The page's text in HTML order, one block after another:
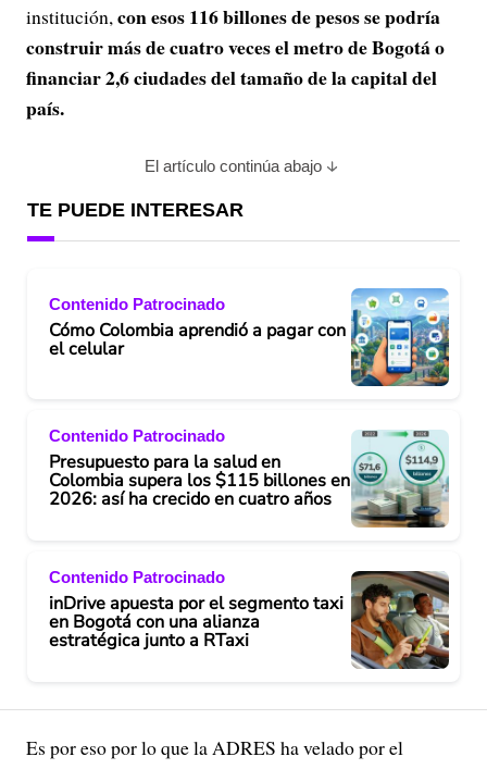
institución,con esos 116 billones de pesos se podría
construir más de cuatro veces el metro de Bogotá o
financiar 2,6 ciudades del tamaño de la capital del
país.
El artículo continúa abajo
TE PUEDE INTERESAR
Contenido Patrocinado
Cómo Colombia aprendió a pagar con
el celular
Contenido Patrocinado
Presupuesto para la salud en
Colombia supera los $115 billones en
2026: así ha crecido en cuatro años
Contenido Patrocinado
inDrive apuesta por el segmento taxi
en Bogotá con una alianza
estratégica junto a RTaxi
Es por eso por lo que la ADRES ha velado por el